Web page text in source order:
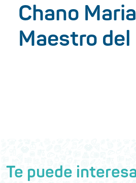
Chano
Maestro del
Te puede